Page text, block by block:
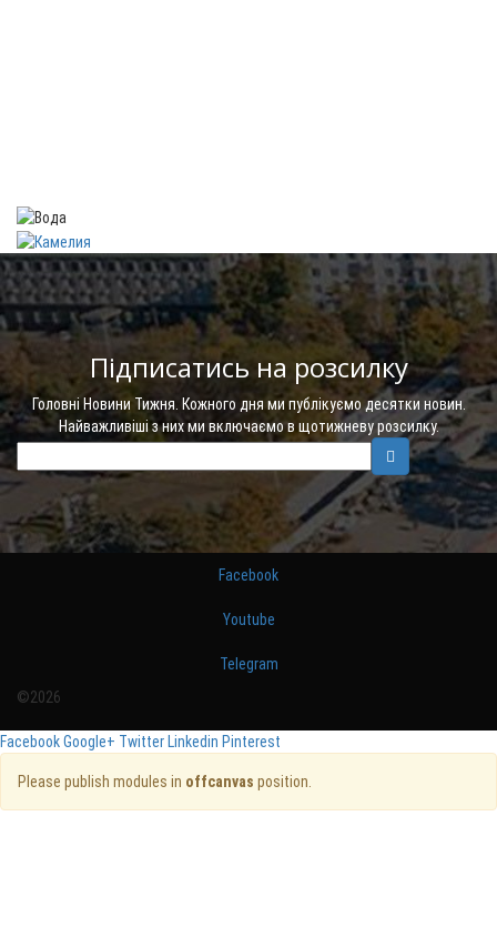
Підписатись на розсилку
Головні Новини Тижня. Кожного дня ми публікуємо десятки новин.
Найважливіші з них ми включаємо в щотижневу розсилку.
Facebook
Youtube
Telegram
©2026
FacebookGoogle+ TwitterLinkedin Pinterest
Please publish modules in offcanvas position.